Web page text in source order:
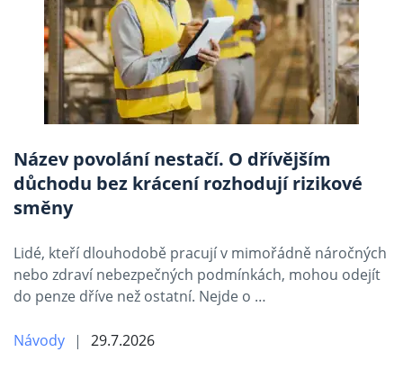
Název povolání nestačí. O dřívějším
důchodu bez krácení rozhodují rizikové
směny
Lidé, kteří dlouhodobě pracují v mimořádně náročných
nebo zdraví nebezpečných podmínkách, mohou odejít
do penze dříve než ostatní. Nejde o …
Návody 29.7.2026